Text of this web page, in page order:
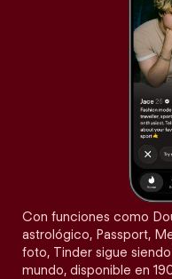
Con funciones como
astrológico, Passport,
foto, Tinder sigue
mundo, disponible en